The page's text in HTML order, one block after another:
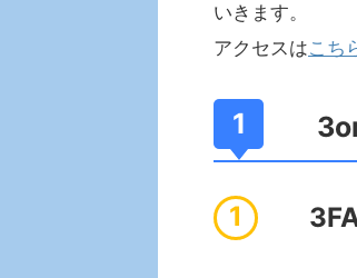
いきます。
アクセスはこち